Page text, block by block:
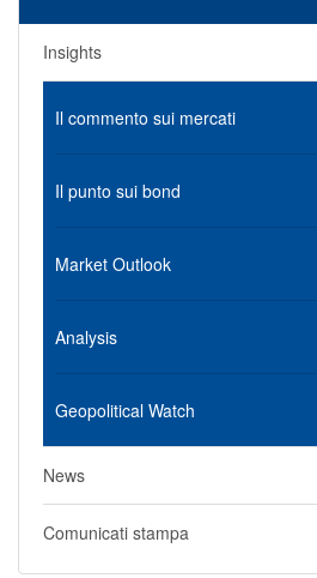
Insights
Il commento sui mercati
Il punto sui bond
Market Outlook
Analysis
Geopolitical Watch
News
Comunicati stampa